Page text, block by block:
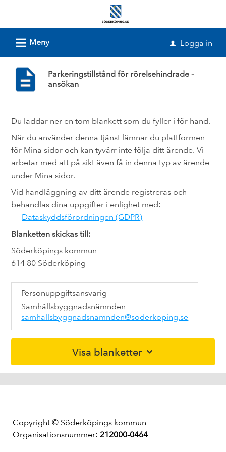
Söderköpings
L Meny u Logga in
Parkeringstillstånd för rörelsehindrade -
ansökan
Du laddar ner en tom blankett som du fyller i för hand.
När du använder denna tjänst lämnar du plattformen
för Mina sidor och kan tyvärr inte följa ditt ärende. Vi
arbetar med att på sikt även få in denna typ av ärende
under Mina sidor.
Vid handläggning av ditt ärende registreras och
behandlas dina uppgifter i enlighet med:
- Dataskyddsförordningen (GDPR)
Blanketten skickas till:
Söderköpings kommun
614 80 Söderköping
Personuppgiftsansvarig
Samhällsbyggnadsnämnden
samhallsbyggnadsnamnden@soderkoping.se
Visa blanketter
Copyright © Söderköpings kommun
Organisationsnummer: 212000-0464